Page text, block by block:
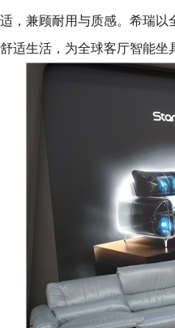
适，兼顾耐用与质感。希瑞以
舒适生活，为全球客厅智能坐